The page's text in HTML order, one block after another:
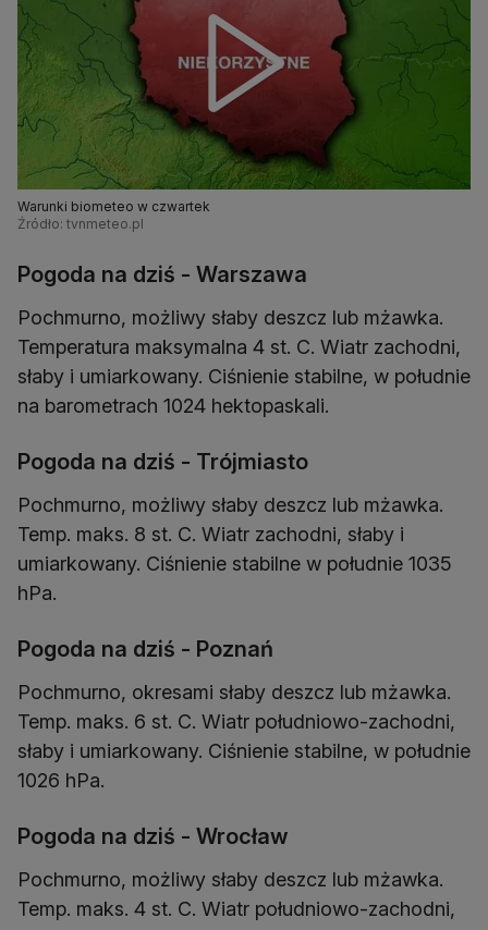
Warunki biometeo w czwartek
Źródło: tvnmeteo.pl
Pogoda na dziś - Warszawa
Pochmurno, możliwy słaby deszcz lub mżawka.
Temperatura maksymalna 4 st. C. Wiatr zachodni,
słaby i umiarkowany. Ciśnienie stabilne, w południe
na barometrach 1024 hektopaskali.
Pogoda na dziś - Trójmiasto
Pochmurno, możliwy słaby deszcz lub mżawka.
Temp. maks. 8 st. C. Wiatr zachodni, słaby i
umiarkowany. Ciśnienie stabilne w południe 1035
hPa.
Pogoda na dziś - Poznań
Pochmurno, okresami słaby deszcz lub mżawka.
Temp. maks. 6 st. C. Wiatr południowo-zachodni,
słaby i umiarkowany. Ciśnienie stabilne, w południe
1026 hPa.
Pogoda na dziś - Wrocław
Pochmurno, możliwy słaby deszcz lub mżawka.
Temp. maks. 4 st. C. Wiatr południowo-zachodni,